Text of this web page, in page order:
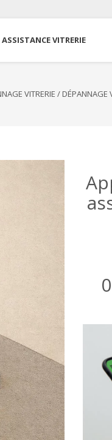
ASSISTANCE VITRERIE
VITRERIE / DÉPANNAGE